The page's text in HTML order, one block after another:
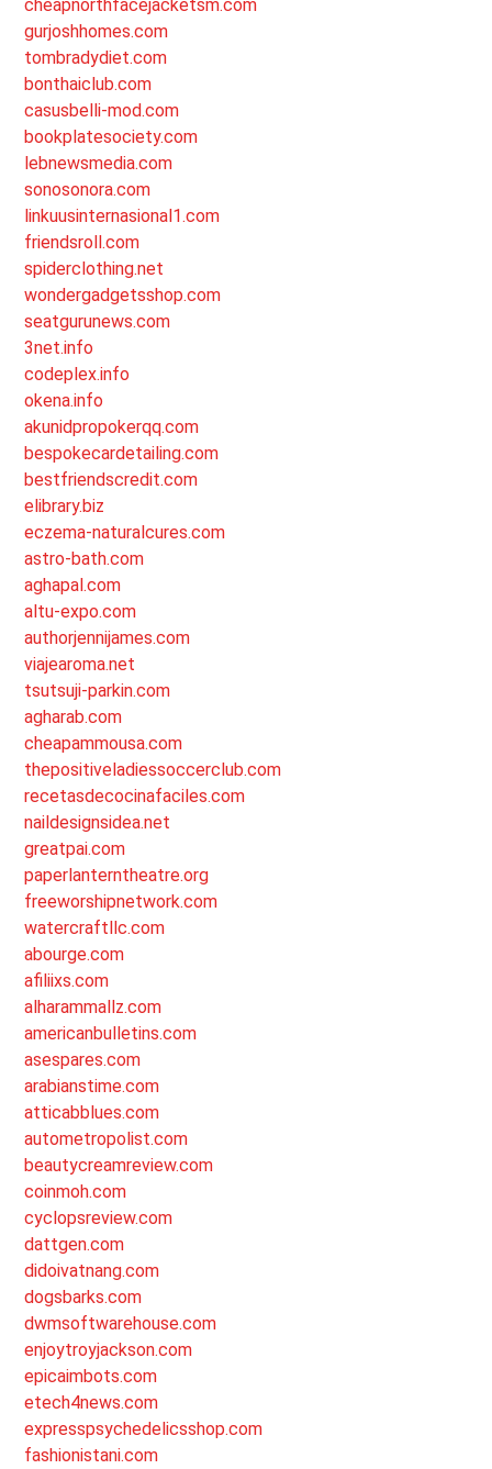
cheapnorthfacejacketsm.com
gurjoshhomes.com
tombradydiet.com
bonthaiclub.com
casusbelli-mod.com
bookplatesociety.com
lebnewsmedia.com
sonosonora.com
linkuusinternasional1.com
friendsroll.com
spiderclothing.net
wondergadgetsshop.com
seatgurunews.com
3net.info
codeplex.info
okena.info
akunidpropokerqq.com
bespokecardetailing.com
bestfriendscredit.com
elibrary.biz
eczema-naturalcures.com
astro-bath.com
aghapal.com
altu-expo.com
authorjennijames.com
viajearoma.net
tsutsuji-parkin.com
agharab.com
cheapammousa.com
thepositiveladiessoccerclub.com
recetasdecocinafaciles.com
naildesignsidea.net
greatpai.com
paperlanterntheatre.org
freeworshipnetwork.com
watercraftllc.com
abourge.com
afiliixs.com
alharammallz.com
americanbulletins.com
asespares.com
arabianstime.com
atticabblues.com
autometropolist.com
beautycreamreview.com
coinmoh.com
cyclopsreview.com
dattgen.com
didoivatnang.com
dogsbarks.com
dwmsoftwarehouse.com
enjoytroyjackson.com
epicaimbots.com
etech4news.com
expresspsychedelicsshop.com
fashionistani.com